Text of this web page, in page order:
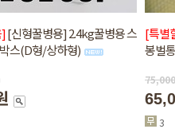
][신형꿀병용] 2.4kg꿀병용 스
스(D형/상하형)
[특별
봉벌
75,000
3